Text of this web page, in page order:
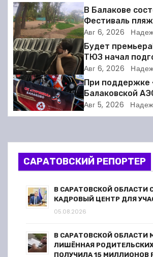
г
а
ц
и
я
п
о
В Балакове
Фестиваль
волейбола
Авг 6, 2026
Будет
ТЮЗ начал
новому
Авг 6, 2026
При поддержке
Балаковской
клуб «Турбина»
материально-
Авг 5, 2026
САРАТОВСКИЙ РЕПОРТЕР
В САРАТОВСКОЙ ОБЛАСТИ
КАДРОВЫЙ ЦЕНТР ДЛЯ
05.08.2026
В САРАТОВСКОЙ ОБЛАСТИ
ЛИШЁННАЯ
ПОЛУЧИЛА 15 МИЛЛИОНОВ